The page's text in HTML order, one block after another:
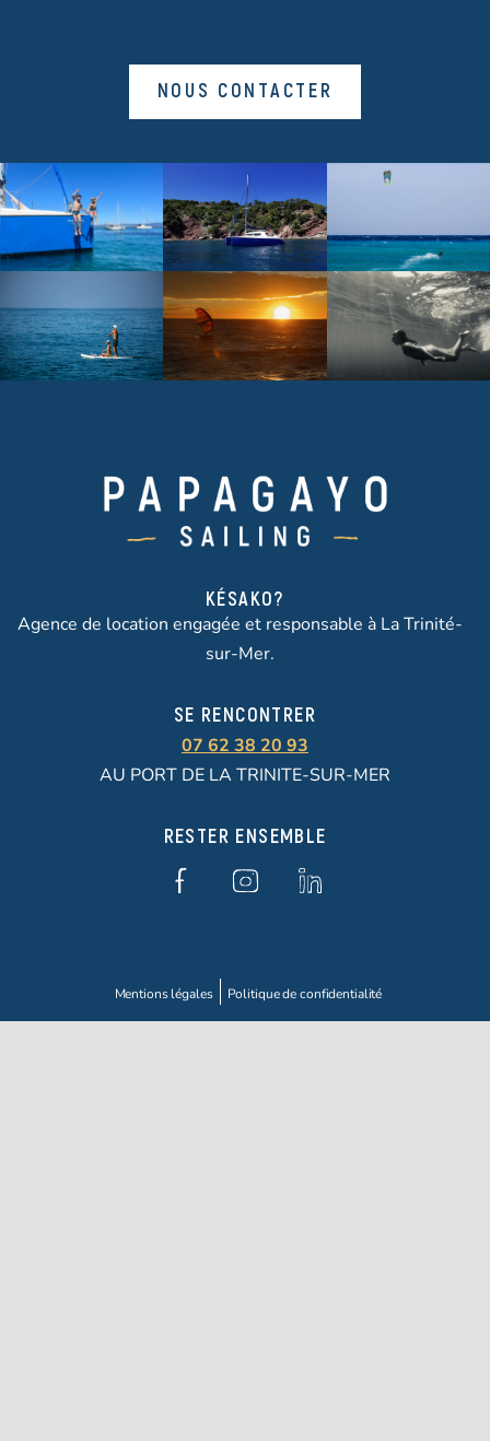
NOUS CONTACTER
KÉSAKO?
Agence de location engagée et responsable à La Trinité-
sur-Mer.
SE RENCONTRER
07 62 38 20 93
AU PORT DE LA TRINITE-SUR-MER
RESTER ENSEMBLE
Mentions légales Politique de confidentialité